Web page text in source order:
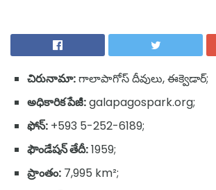
చిరునామా:గాలాపాగోస్ దీవులు, ఈక్వెడార్;
అధికారిక పేజీ:galapagospark.org;
ఫోన్: +593 5-252-6189;
ఫౌండేషన్ తేదీ:1959;
ప్రాంతం: 7,995 km²;